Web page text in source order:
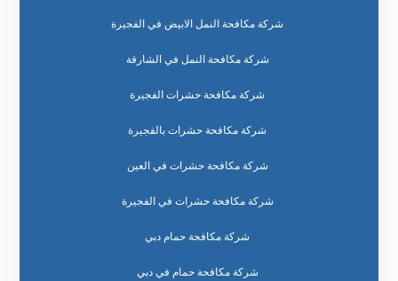
شركة مكافحة النمل الابيض في الفجيرة
شركة مكافحة النمل في الشارقة
شركة مكافحة حشرات الفجيرة
شركة مكافحة حشرات بالفجيرة
شركة مكافحة حشرات في العين
شركة مكافحة حشرات في الفجيرة
شركة مكافحة حمام دبي
شركة مكافحة حمام في دبي